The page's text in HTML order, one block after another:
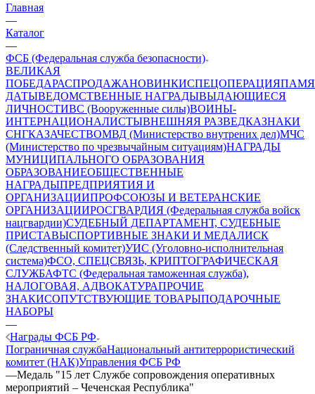
Главная
—
Каталог
—
ФСБ (Федеральная служба безопасности)
ВЕЛИКАЯ
ПОБЕДАРАСПРОДАЖАНОВИНКИСПЕЦОПЕРАЦИЯ
ДАТЫВЕДОМСТВЕННЫЕ НАГРАДЫВЫДАЮЩИЕСЯ
ЛИЧНОСТИВС (Вооруженные силы)ВОИНЫ-
ИНТЕРНАЦИОНАЛИСТЫВНЕШНЯЯ РАЗВЕДКАЗНАКИ
СНГКАЗАЧЕСТВОМВД (Министерство внутрених дел)МЧС
(Министерство по чрезвычайным ситуациям)НАГРАДЫ
МУНИЦИПАЛЬНОГО ОБРАЗОВАНИЯ
ОБРАЗОВАНИЕОБЩЕСТВЕННЫЕ
НАГРАДЫПРЕДПРИЯТИЯ И
ОРГАНИЗАЦИИПРОФСОЮЗЫ И ВЕТЕРАНСКИЕ
ОРГАНИЗАЦИИРОСГВАРДИЯ (Федеральная служба войск
нацгвардии)СУДЕБНЫЙ ДЕПАРТАМЕНТ, СУДЕБНЫЕ
ПРИСТАВЫСПОРТИВНЫЕ ЗНАКИ И МЕДАЛИСК
(Следственный комитет)УИС (Уголовно-исполнительная
система)ФСО, СПЕЦСВЯЗЬ, КРИПТОГРАФИЧЕСКАЯ
СЛУЖБАФТС (Федеральная таможенная служба),
НАЛОГОВАЯ, АДВОКАТУРАПРОЧИЕ
ЗНАКИСОПУТСТВУЮЩИЕ ТОВАРЫПОДАРОЧНЫЕ
НАБОРЫ
—
Награды ФСБ РФ
Пограничная службаНациональный антитеррористический
комитет (НАК)Управления ФСБ РФ
—Медаль "15 лет Службе сопровождения оперативных
мероприятий – Чеченская Республика"